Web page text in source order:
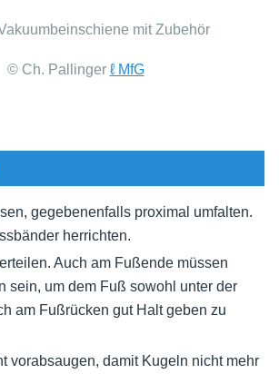
mit Zubehör
© Ch. Pallinger ℓ MfG
gegebenenfalls proximal umfalten.
herrichten.
Auch am Fußende müssen
sein, um dem Fuß sowohl unter der
am Fußrücken gut Halt geben zu
vorabsaugen, damit Kugeln nicht mehr